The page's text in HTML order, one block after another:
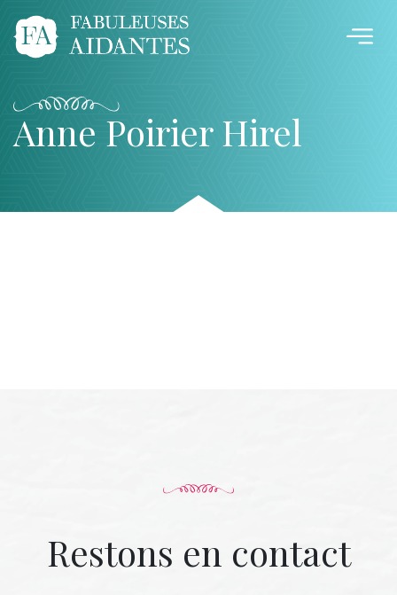
Anne Poirier Hirel
Restons en contact